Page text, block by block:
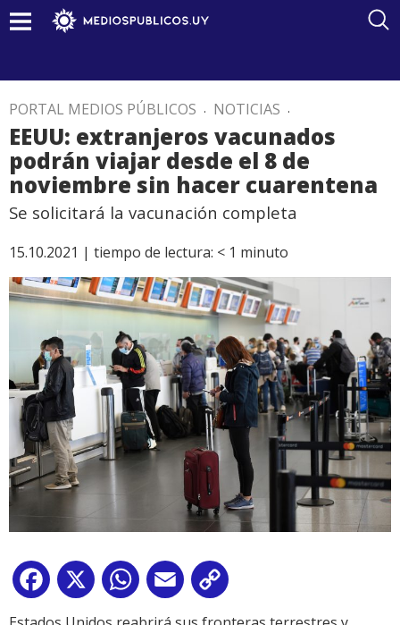
PORTAL MEDIOS PÚBLICOS . NOTICIAS .
EEUU: extranjeros vacunados
podrán viajar desde el 8 de
noviembre sin hacer cuarentena
Se solicitará la vacunación completa
15.10.2021 | tiempo de lectura: < 1 minuto
Facebook
X WhatsApp
Email
Link